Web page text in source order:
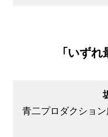
「いず
青二プロダクション